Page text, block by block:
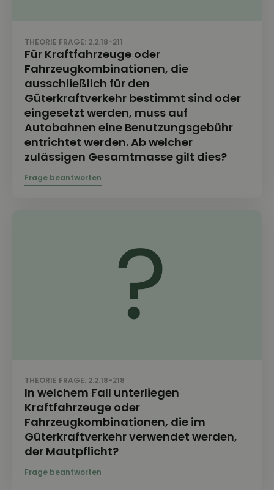
THEORIE FRAGE: 2.2.18-211
Für Kraftfahrzeuge oder
Fahrzeugkombinationen, die
ausschließlich für den
Güterkraftverkehr bestimmt sind oder
eingesetzt werden, muss auf
Autobahnen eine Benutzungsgebühr
entrichtet werden. Ab welcher
zulässigen Gesamtmasse gilt dies?
THEORIE FRAGE: 2.2.18-218
In welchem Fall unterliegen
Kraftfahrzeuge oder
Fahrzeugkombinationen, die im
Güterkraftverkehr verwendet werden,
der Mautpflicht?